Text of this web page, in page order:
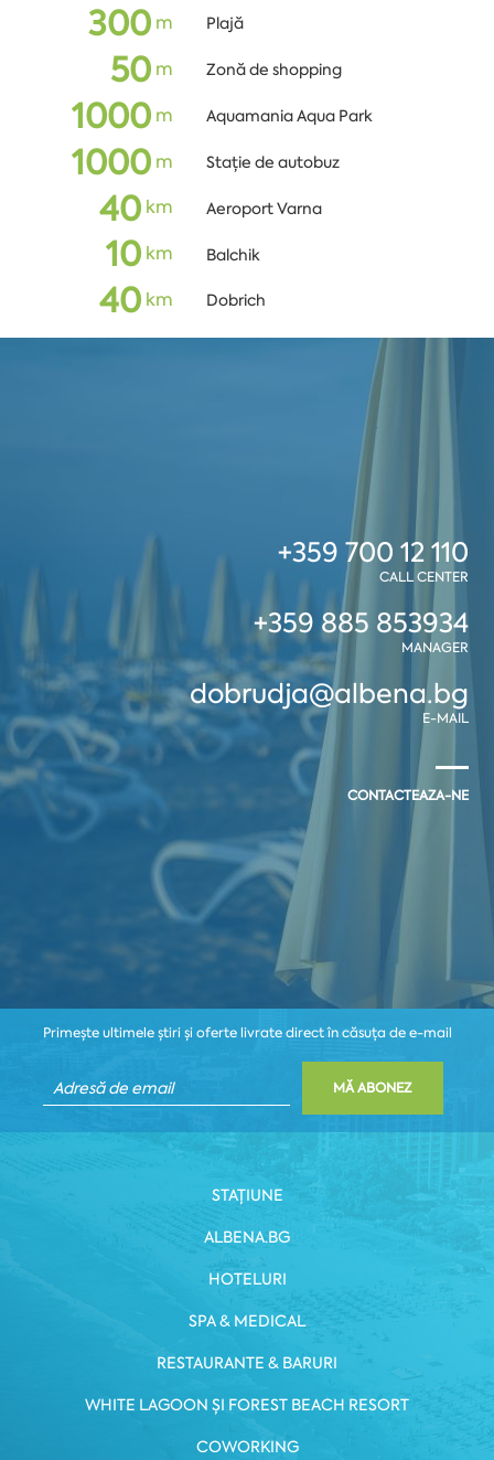
300m Plajă
50m Zonă de shopping
1000m Aquamania Aqua Park
1000m Stație de autobuz
40km Aeroport Varna
10km Balchik
40km Dobrich
+359 700 12 110
CALL CENTER
+359 885 853934
MANAGER
dobrudja@albena.bg
E-MAIL
CONTACTEAZA-NE
Primește ultimele știri și oferte livrate direct în căsuța de e-mail
MĂ ABONEZ
STAȚIUNE
ALBENA.BG
HOTELURI
SPA & MEDICAL
RESTAURANTE & BARURI
WHITE LAGOON ȘI FOREST BEACH RESORT
COWORKING